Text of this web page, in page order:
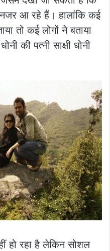
नजर आ रहे हैं। हालांकि कई
तो कई लोगों ने बताया
की पत्नी साक्षी धोनी
हो रहा है लेकिन सोशल